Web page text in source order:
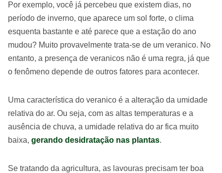
Por exemplo, você já percebeu que existem dias, no
período de inverno, que aparece um sol forte, o clima
esquenta bastante e até parece que a estação do ano
mudou? Muito provavelmente trata-se de um veranico. No
entanto, a presença de veranicos não é uma regra, já que
o fenômeno depende de outros fatores para acontecer.
Uma característica do veranico é a alteração da umidade
relativa do ar. Ou seja, com as altas temperaturas e a
ausência de chuva, a umidade relativa do ar fica muito
baixa, gerando desidratação nas plantas.
Se tratando da agricultura, as lavouras precisam ter boa